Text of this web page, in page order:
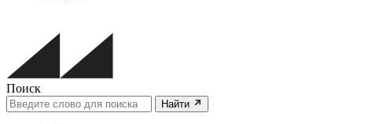
Поиск
Найти